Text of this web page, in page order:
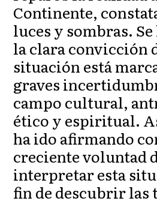
Continente,
luces y sombras.
la clara convicción
situación está
graves
campo cultural,
ético y espiritual.
ha ido afirmando
creciente voluntad
interpretar esta
fin de descubrir las